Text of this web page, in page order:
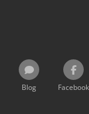
Blog Facebook